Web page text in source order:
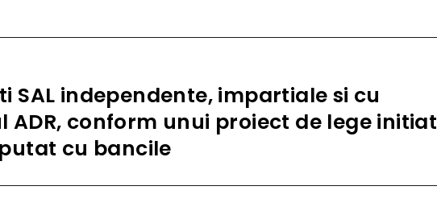
SAL independente, impartiale si cu
ADR, conform unui proiect de lege initiat
cu bancile